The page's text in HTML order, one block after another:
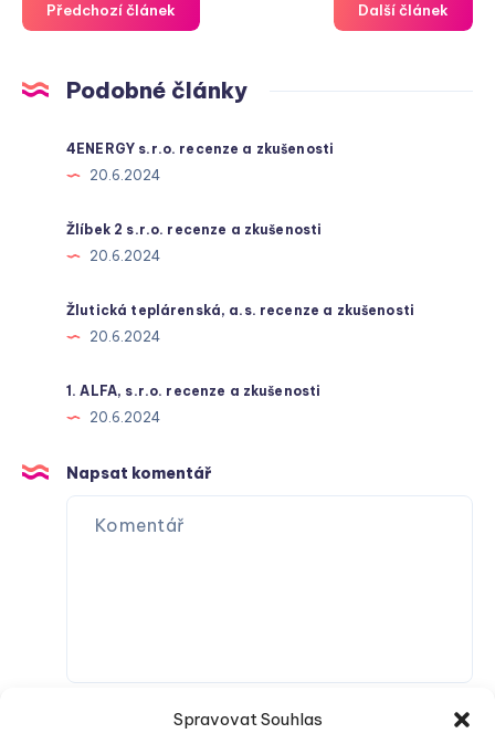
Spravovat Souhlas
Předchozí článek Další článek
Podobné články
4ENERGY s.r.o. recenze a zkušenosti
20.6.2024
Žlíbek 2 s.r.o. recenze a zkušenosti
20.6.2024
Žlutická teplárenská, a.s. recenze a zkušenosti
20.6.2024
1. ALFA, s.r.o. recenze a zkušenosti
20.6.2024
Napsat komentář